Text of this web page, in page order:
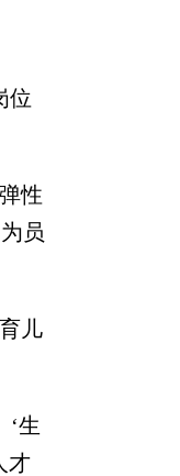
位
性
员
儿
生
才